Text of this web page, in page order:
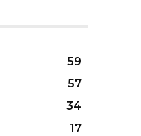
59
57
34
17